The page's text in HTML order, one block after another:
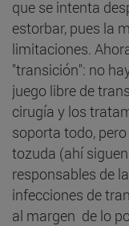
que se intenta
estorbar, pues la
limitaciones.
"transición": no
juego libre de
cirugía y los
soporta todo,
tozuda (ahí
responsables de
infecciones de
al margen de lo